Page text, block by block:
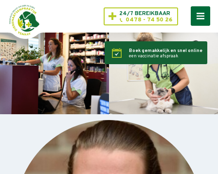
24/7 BEREIKBAAR
0478 - 74 50 26
Boek gemakkelijk en snel online
een vaccinatie afspraak